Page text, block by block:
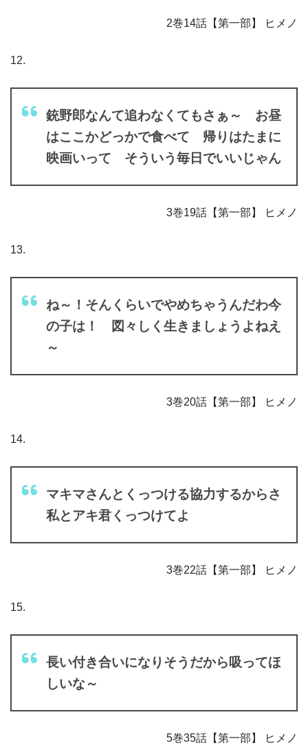
2巻14話【第一部】 ヒメノ
12.
銃野郎なんて追わなくてもさぁ～ お昼
はここかどっかで食べて 帰りはたまに
映画いって そういう毎日でいいじゃん
3巻19話【第一部】 ヒメノ
13.
ね～！そんくらいでやめちゃうんだわ今
の子は！ 図々しく生きましょうよねえ
～
3巻20話【第一部】 ヒメノ
14.
マキマさんとくっつける協力するからさ
私とアキ君くっつけてよ
3巻22話【第一部】 ヒメノ
15.
長い付き合いになりそうだから吸ってほ
しいな～
5巻35話【第一部】 ヒメノ